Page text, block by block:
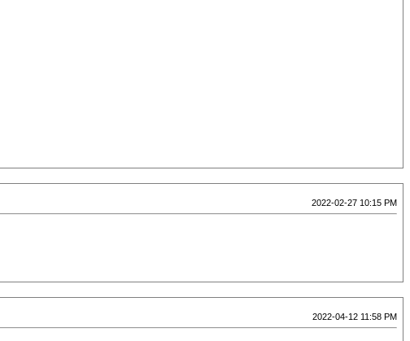
2022-02-27 10:15 PM
2022-04-12 11:58 PM